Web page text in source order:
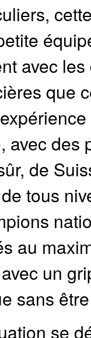
avec
que
avec des
de
tous
au
un
sans
se